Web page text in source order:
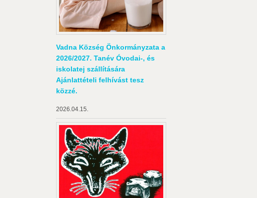
Vadna Község Önkormányzata a
2026/2027. Tanév Óvodai-, és
iskolatej szállítására
Ajánlattételi felhívást tesz
közzé.
2026.04.15.